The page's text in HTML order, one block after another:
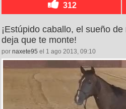
312
¡Estúpido caballo, el sueño
deja que te monte!
por naxete95 el 1 ago 2013, 09:10